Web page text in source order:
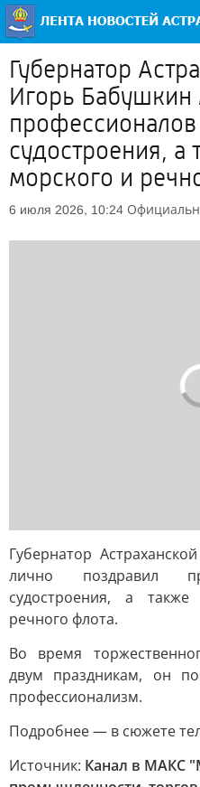
Губернатор
Игорь Бабушкин
профессионалов
судостроения, а
морского и
6 июля 2026, 10:24
Губернатор
лично поздравил
судостроения, а
речного флота.
Во время
двум праздникам, он
профессионализм.
Подробнее — в сюжете
Источник: Канал в МАКС